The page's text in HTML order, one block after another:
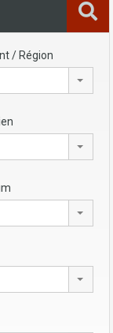
/ Région